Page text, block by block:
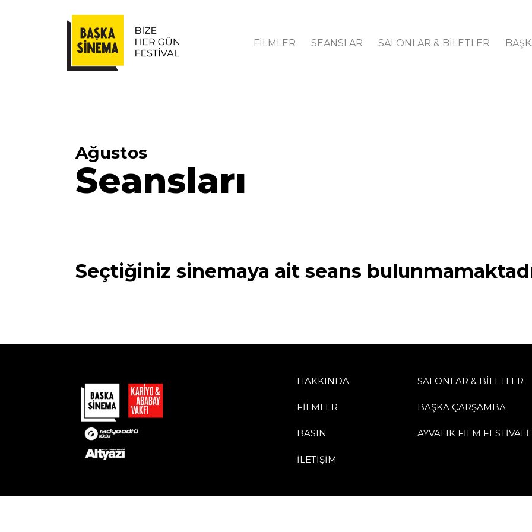
FİLMLER SEANSLAR SALONLAR & BİLETLER
Ağustos
Seansları
Seçtiğiniz sinemaya ait seans
HAKKINDA SALONLAR & BİLETLER
FİLMLER BAŞKA ÇARŞAMBA
BASIN AYVALIK FİLM FESTİVALİ
İLETİŞİM